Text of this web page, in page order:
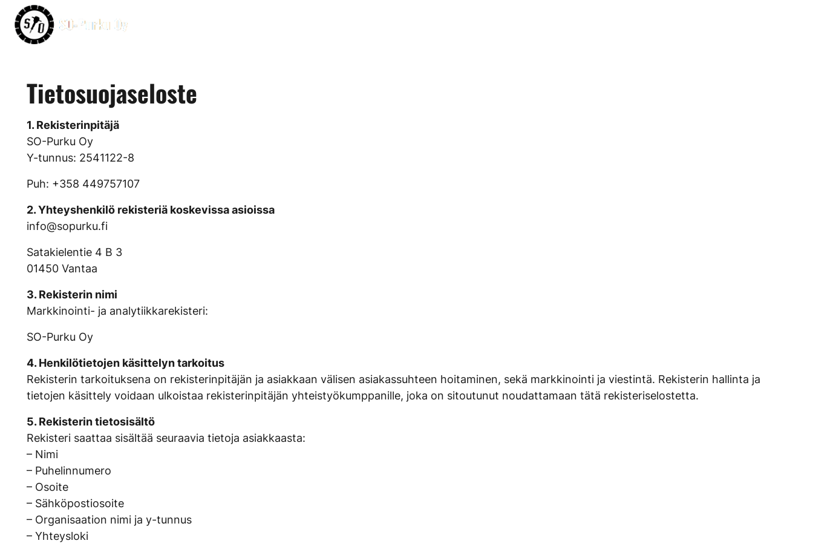
Hyppää sisältöön
Tietosuojaseloste
1. Rekisterinpitäjä
SO-Purku Oy
Y-tunnus: 2541122-8
Puh: +358 449757107
2. Yhteyshenkilö rekisteriä koskevissa asioissa
info@sopurku.fi
Satakielentie 4 B 3
01450 Vantaa
3. Rekisterin nimi
Markkinointi- ja analytiikkarekisteri:
SO-Purku Oy
4. Henkilötietojen käsittelyn tarkoitus
Rekisterin tarkoituksena on rekisterinpitäjän ja asiakkaan välisen asiakassuhteen hoitaminen, sekä markkinointi ja viestintä. Rekisterin hallinta ja
tietojen käsittely voidaan ulkoistaa rekisterinpitäjän yhteistyökumppanille, joka on sitoutunut noudattamaan tätä rekisteriselostetta.
5. Rekisterin tietosisältö
Rekisteri saattaa sisältää seuraavia tietoja asiakkaasta:
– Nimi
– Puhelinnumero
– Osoite
– Sähköpostiosoite
– Organisaation nimi ja y-tunnus
– Yhteysloki